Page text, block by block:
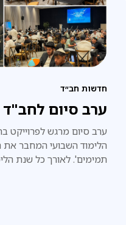
חדשות חב״ד
ערב סיום לחב"ד
ערב סיום מרגש לפרוייקט
הלימוד השבועי המחבר את
תמימים'. לאורך כל שנת